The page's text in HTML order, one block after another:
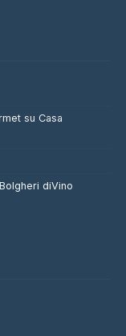
su Casa
Bolgheri diVino